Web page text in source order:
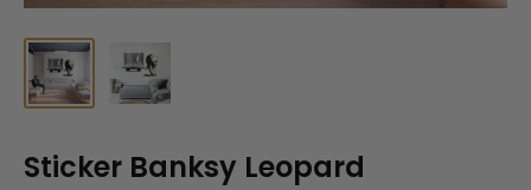
Sticker Banksy Leopard